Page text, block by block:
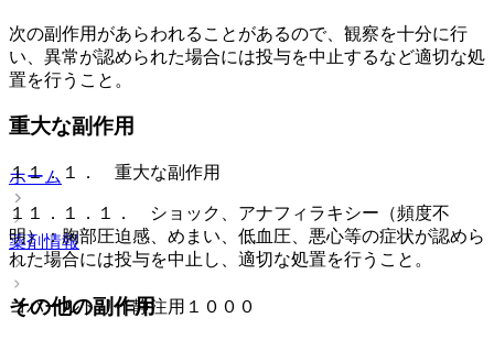
次の副作用があらわれることがあるので、観察を十分に行
い、異常が認められた場合には投与を中止するなど適切な処
置を行うこと。
重大な副作用
１１．１． 重大な副作用
１１．１．１． ショック、アナフィラキシー（頻度不
明）：胸部圧迫感、めまい、低血圧、悪心等の症状が認めら
れた場合には投与を中止し、適切な処置を行うこと。
その他の副作用
ホーム
薬剤情報
コバールトリイ静注用１０００